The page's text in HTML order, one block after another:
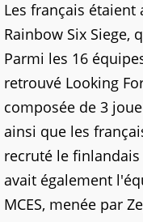
Les français
Rainbow Six Siege,
Parmi les 16
retrouvé Looking
composée de 3
ainsi que les
recruté le
avait également
MCES, menée par